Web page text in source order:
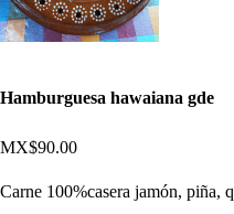
Hamburguesa hawaiana gde
MX$90.00
Carne 100%casera jamón, piña,